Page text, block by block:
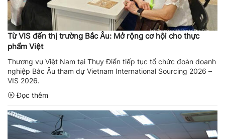
Từ VIS đến thị trường Bắc Âu: Mở rộng cơ hội cho thực
phẩm Việt
Thương vụ Việt Nam tại Thụy Điển tiếp tục tổ chức đoàn doanh
nghiệp Bắc Âu tham dự Vietnam International Sourcing 2026 –
VIS 2026.
Đọc thêm